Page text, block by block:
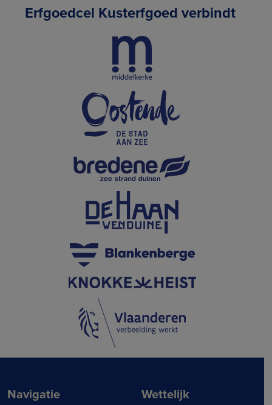
Erfgoedcel Kusterfgoed verbindt
Navigatie Wettelijk